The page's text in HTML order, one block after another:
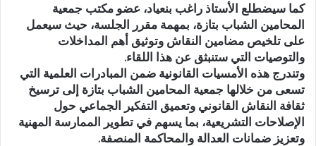
كما سيضطلع الأستاذ راغب بنعياد، عضو مكتب جمعية
المحامين الشباب بتازة، بمهمة مقرر الجلسة، حيث سيعمل
على تلخيص مضامين النقاش وتوثيق أهم المداخلات
والتوصيات التي ستنبثق عن هذا اللقاء.
وتندرج هذه الأمسيات القانونية ضمن المبادرات العلمية التي
تسعى من خلالها جمعية المحامين الشباب بتازة إلى ترسيخ
ثقافة النقاش القانوني وتعميق التفكير الجماعي حول
الإصلاحات التشريعية، بما يسهم في تطوير الممارسة المهنية
وتعزيز ضمانات العدالة والمحاكمة المنصفة.